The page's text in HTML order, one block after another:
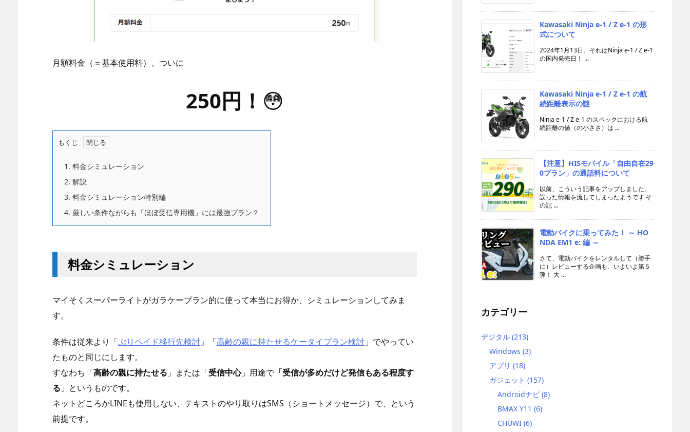
月額料金（＝基本使用料）、ついに
250円！ 😳
もくじ
1. 料金シミュレーション
2. 解説
3. 料金シミュレーション特別編
4. 厳しい条件ながらも「ほぼ受信専用機」には最強プラン？
料金シミュレーション
マイそくスーパーライトがガラケープラン的に使って本当にお得か、シミュレーションしてみま
す。
条件は従来より「ぷりペイド移行先検討 」「高齢の親に持たせるケータイプラン検討 」でやってい
たものと同じにします。
すなわち「高齢の親に持たせる 」または「受信中心」用途で「受信が多めだけど発信もある程度す
る 」というものです。
ネットどころかLINEも使用しない、テキストのやり取りはSMS（ショートメッセージ）で、という
前提です。
Kawasaki Ninja e-1 / Z e-1 の形
式について
2024年1月13日。それはNinja e-1 / Z e-1
の国内発売日！ ...
Kawasaki Ninja e-1 / Z e-1 の航
続距離表示の謎
Ninja e-1 / Z e-1 のスペックにおける航
続距離の値（の小ささ）は ...
【注意】HISモバイル「自由自在29
0プラン」の通話料について
以前、こういう記事をアップしました。
誤った情報を流してしまったようです そ
の記 ...
電動バイクに乗ってみた！ ～ HO
NDA EM1 e: 編 ～
さて、電動バイクをレンタルして（勝手
に）レビューする企画も、いよいよ第５
弾！ 大 ...
カテゴリー
デジタル (213)
Windows (3)
アプリ (18)
ガジェット (157)
Androidナビ (8)
BMAX Y11 (6)
CHUWI (6)